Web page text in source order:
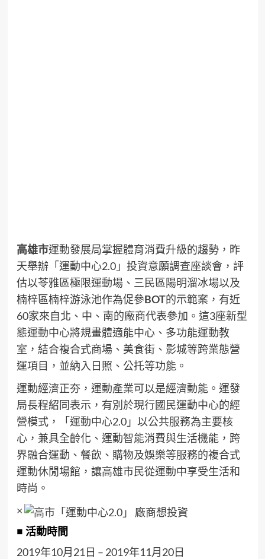
高雄市運動發展局掌握體育消費升級的趨勢，昨
天舉辦「運動中心2.0」投資意願調查座談會，評
估以苓雅區極限運動場、三民區陽明溜冰場以及
楠梓區楠梓游泳池作為促參BOT的示範案，有近
60家來自北、中、南的廠商代表參加。這3座新型
態運動中心將規畫體適能中心、多功能運動教
室，結合複合式商場、美食街、影城等跨業態營
運項目，並納入日照、公托等功能。
運動經濟正夯，運動產業可以是經濟動能。運發
局長程紹同表示，有別於現行國民運動中心的經
營模式，「運動中心2.0」以公共服務為主要核
心，兼具全齡化、運動智能消費與生活機能，跨
界融合運動、餐飲、購物及娛樂等服務的複合式
運動休閒場館，讓高雄市民從運動中享受生活和
時尚。
×
■ 活動時間
2019年10月21日 – 2019年11月20日